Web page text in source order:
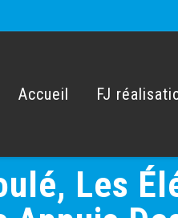
contentAccueil FJ
Les